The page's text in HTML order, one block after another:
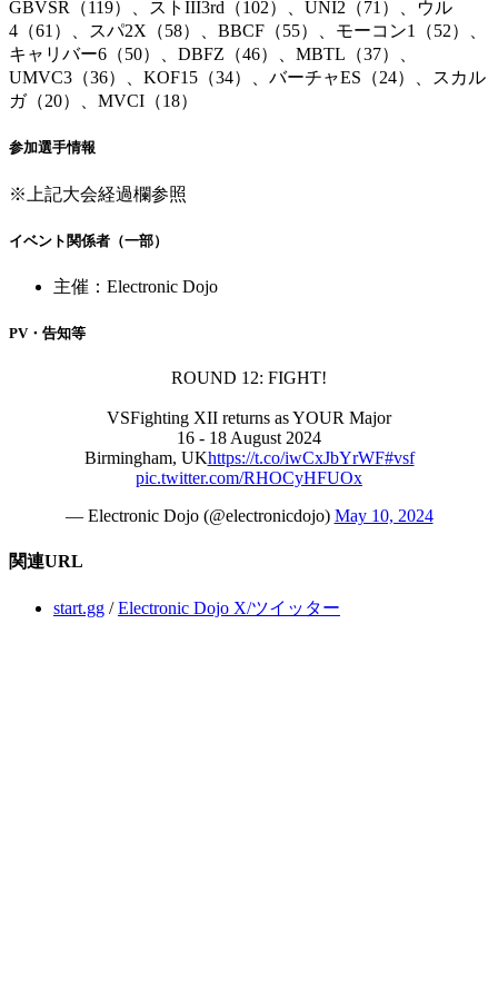
GBVSR（119）、ストIII3rd（102）、UNI2（71）、ウル
4（61）、スパ2X（58）、BBCF（55）、モーコン1（52）、
キャリバー6（50）、DBFZ（46）、MBTL（37）、
UMVC3（36）、KOF15（34）、バーチャES（24）、スカル
ガ（20）、MVCI（18）
参加選手情報
※上記大会経過欄参照
イベント関係者（一部）
主催：Electronic Dojo
PV・告知等
ROUND 12: FIGHT!
VSFighting XII returns as YOUR Major
16 - 18 August 2024
Birmingham, UKhttps://t.co/iwCxJbYrWF#vsf
pic.twitter.com/RHOCyHFUOx
— Electronic Dojo (@electronicdojo) May 10, 2024
関連URL
start.gg /Electronic Dojo X/ツイッター